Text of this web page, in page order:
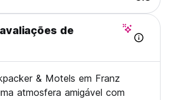
de
& Motels em Franz
atmosfera amigável com